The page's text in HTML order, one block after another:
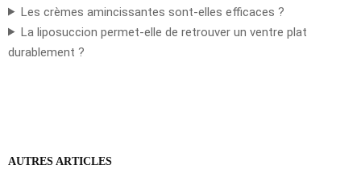
Les crèmes amincissantes sont-elles efficaces ?
La liposuccion permet-elle de retrouver un ventre plat
durablement ?
AUTRES ARTICLES